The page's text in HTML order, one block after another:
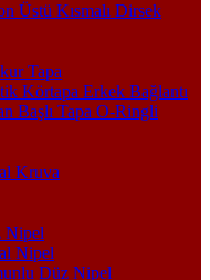
Üstü Kısmalı Dirsek
Tapa
Körtapa Erkek Bağlantı
Başlı Tapa O-Ringli
Kruva
Nipel
Nipel
Düz Nipel